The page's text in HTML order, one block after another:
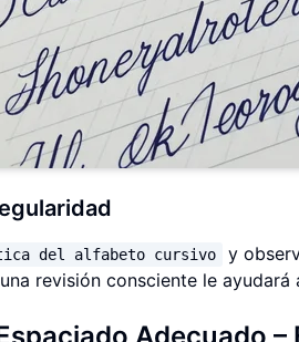
del alfabeto cursivo
y
revisión consciente le ayudará